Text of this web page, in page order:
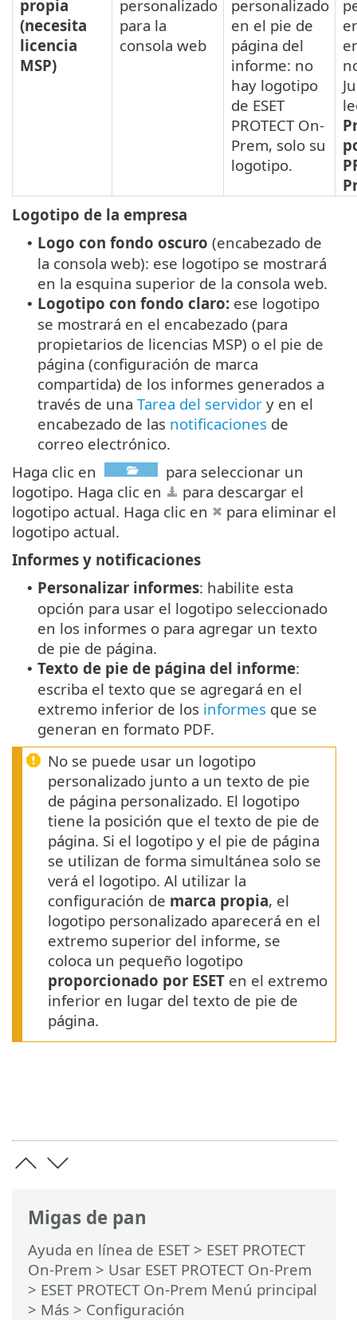
Migas de pan
Ayuda en línea de ESET> ESET PROTECT
On-Prem > Usar ESET PROTECT On-Prem
> ESET PROTECT On-Prem Menú principal
> Más > Configuración
propia
(necesita
licencia
MSP)
personalizado
para la
consola web
personalizado
en el pie de
página del
informe: no
hay logotipo
de ESET
PROTECT On-
Prem, solo su
logotipo.
Logotipo de la empresa
• Logo con fondo oscuro (encabezado de
la consola web): ese logotipo se mostrará
en la esquina superior de la consola web.
• Logotipo con fondo claro: ese logotipo
se mostrará en el encabezado (para
propietarios de licencias MSP) o el pie de
página (configuración de marca
compartida) de los informes generados a
través de una Tarea del servidor y en el
encabezado de las notificaciones de
correo electrónico.
Haga clic en
para seleccionar un
logotipo. Haga clic en
para descargar el
logotipo actual. Haga clic en
para eliminar el
logotipo actual.
Informes y notificaciones
• Personalizar informes: habilite esta
opción para usar el logotipo seleccionado
en los informes o para agregar un texto
de pie de página.
• Texto de pie de página del informe:
escriba el texto que se agregará en el
extremo inferior de los informes que se
generan en formato PDF.
No se puede usar un logotipo
personalizado junto a un texto de pie
de página personalizado. El logotipo
tiene la posición que el texto de pie de
página. Si el logotipo y el pie de página
se utilizan de forma simultánea solo se
verá el logotipo. Al utilizar la
configuración de marca propia, el
logotipo personalizado aparecerá en el
extremo superior del informe, se
coloca un pequeño logotipo
proporcionado por ESET en el extremo
inferior en lugar del texto de pie de
página.